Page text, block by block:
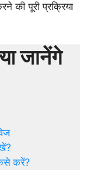
की पूरी प्रक्रिया
जानेंगे
करें?